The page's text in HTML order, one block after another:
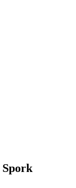
Spork